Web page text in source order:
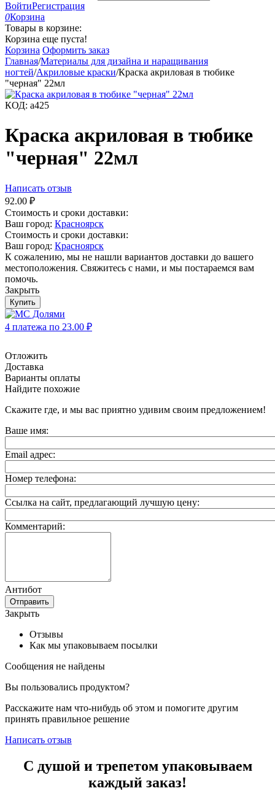
ВойтиРегистрация
0Корзина
Товары в корзине:
Корзина еще пуста!
Корзина Оформить заказ
Главная/Материалы для дизайна и наращивания
ногтей/Акриловые краски/Краска акриловая в тюбике
"черная" 22мл
КОД: a425
Краска акриловая в тюбике
"черная" 22мл
Написать отзыв
92.00 ₽
Стоимость и сроки доставки:
Ваш город: Красноярск
Стоимость и сроки доставки:
Ваш город: Красноярск
К сожалению, мы не нашли вариантов доставки до вашего
местоположения. Свяжитесь с нами, и мы постараемся вам
помочь.
Закрыть
Купить
4 платежа по 23.00 ₽
Отложить
Доставка
Варианты оплаты
Найдите похожие
Скажите где, и мы вас приятно удивим своим предложением!
Ваше имя:
Email адрес:
Номер телефона:
Ссылка на сайт, предлагающий лучшую цену:
Комментарий:
Антибот
Отправить
Закрыть
Отзывы
Как мы упаковываем посылки
Сообщения не найдены
Вы пользовались продуктом?
Расскажите нам что-нибудь об этом и помогите другим
принять правильное решение
Написать отзыв
С душой и трепетом упаковываем
каждый заказ!